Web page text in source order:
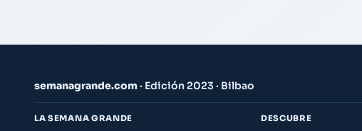
semanagrande.com· Edición 2023 · Bilbao
LA SEMANA GRANDE DESCUBRE